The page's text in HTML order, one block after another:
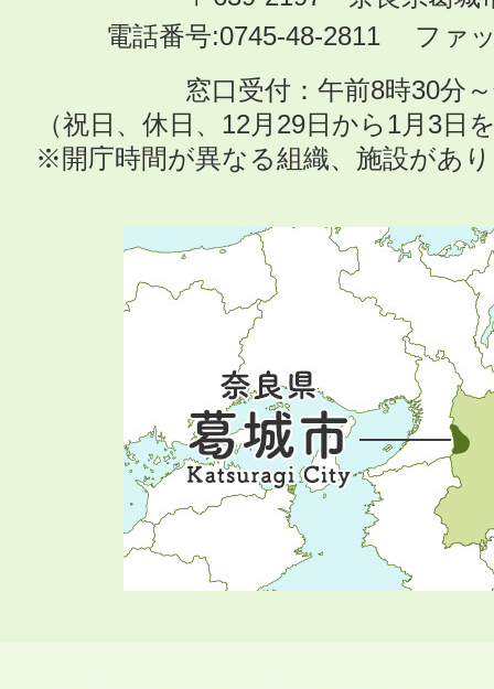
電話番号:0745-48-2811 ファ
窓口受付：午前8時30分
（祝日、休日、12月29日から1月3日
※開庁時間が異なる組織、施設があ